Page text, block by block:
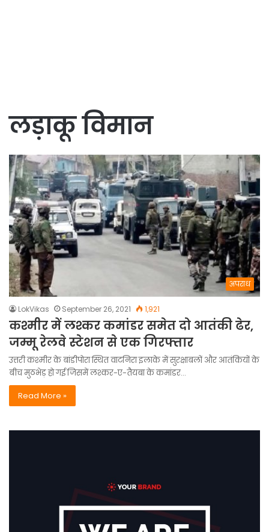
लड़ाकू विमान
अपराध
LokVikas September 26, 2021 1,921
कश्मीर में लश्कर कमांडर समेत दो आतंकी ढेर,
जम्मू रेलवे स्टेशन से एक गिरफ्तार
उत्तरी कश्मीर के बांडीपोरा स्थित वाटनिरा इलाके में सुरक्षाबलों और आतंकियों के
बीच मुठभेड़ हो गई जिसमें लश्कर-ए-तैयबा के कमांडर…
Read More »